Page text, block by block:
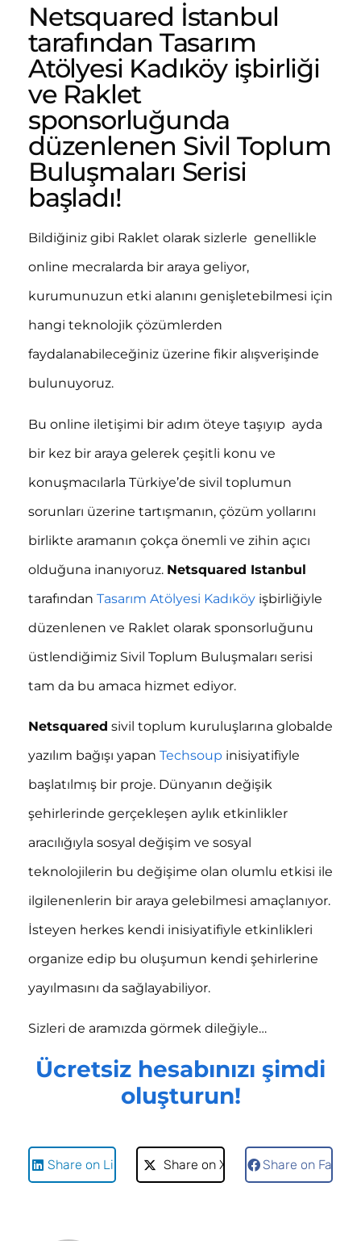
Netsquared İstanbul
tarafından Tasarım
Atölyesi Kadıköy işbirliği
ve Raklet
sponsorluğunda
düzenlenen Sivil Toplum
Buluşmaları Serisi
başladı!
Bildiğiniz gibi Raklet olarak sizlerle genellikle
online mecralarda bir araya geliyor,
kurumunuzun etki alanını genişletebilmesi için
hangi teknolojik çözümlerden
faydalanabileceğiniz üzerine fikir alışverişinde
bulunuyoruz.
Bu online iletişimi bir adım öteye taşıyıp ayda
bir kez bir araya gelerek çeşitli konu ve
konuşmacılarla Türkiye’de sivil toplumun
sorunları üzerine tartışmanın, çözüm yollarını
birlikte aramanın çokça önemli ve zihin açıcı
olduğuna inanıyoruz. Netsquared Istanbul
tarafından Tasarım Atölyesi Kadıköy işbirliğiyle
düzenlenen ve Raklet olarak sponsorluğunu
üstlendiğimiz Sivil Toplum Buluşmaları serisi
tam da bu amaca hizmet ediyor.
Netsquared sivil toplum kuruluşlarına globalde
yazılım bağışı yapan Techsoup inisiyatifiyle
başlatılmış bir proje. Dünyanın değişik
şehirlerinde gerçekleşen aylık etkinlikler
aracılığıyla sosyal değişim ve sosyal
teknolojilerin bu değişime olan olumlu etkisi ile
ilgilenenlerin bir araya gelebilmesi amaçlanıyor.
İsteyen herkes kendi inisiyatifiyle etkinlikleri
organize edip bu oluşumun kendi şehirlerine
yayılmasını da sağlayabiliyor.
Sizleri de aramızda görmek dileğiyle…
Ücretsiz hesabınızı şimdi
oluşturun!
Share on LinkedIn Share on X Share on